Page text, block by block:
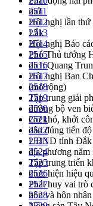
mới
Hội nghị lần thứ
Lắk
Hội nghị Báo
Phó Thủ tướng
dịch Quang
Hội nghị Ban
(mở rộng)
Tập trung giải
đường bộ ven
Gỡ khó, khởi
dân đúng tiến độ
UBND tỉnh Đắk
địa phương năm
Tập trung triển
thực hiện hiệu
Phát huy vai trò
hôn và hôn
2511
2512
2513
2514
2515
2516
2517
2518
2519
2520
2521
2522
2523
2524
2525
2526
2527
2528